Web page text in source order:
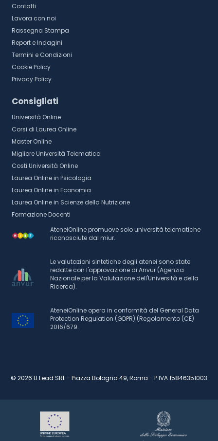
Contatti
Lavora con noi
Rassegna Stampa
Report e Indagini
Termini e Condizioni
Cookie Policy
Privacy Policy
Consigliati
Università Online
Corsi di Laurea Online
Master Online
Migliore Università Telematica
Costi Università Online
Laurea Online in Psicologia
Laurea Online in Economia
Laurea Online in Scienze della Nutrizione
Formazione Docenti
AteneiOnline promuove solo università telematiche
riconosciute dal miur.
Le valutazioni sintetiche degli atenei sono state
redatte con l'approvazione di Anvur (Agenzia
Nazionale per la Valutazione dell'Università e della
Ricerca).
AteneiOnline opera in conformità del General Data
Protection Regulation (GDPR) (Regolamento (CE)
2016/679.
© 2026 U Lead SRL - Piazza Bologna 49, Roma - P.IVA 15846351003